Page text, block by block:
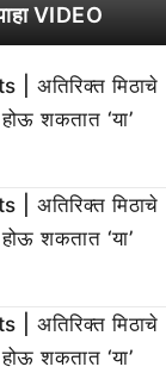
VIDEO
अतिरिक्त मिठाचे
शकतात ‘या’
अतिरिक्त मिठाचे
शकतात ‘या’
अतिरिक्त मिठाचे
शकतात ‘या’